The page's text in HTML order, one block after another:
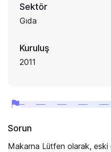
Sektör
Gıda
Kuruluş
2011
Sorun
Makarna Lütfen olarak, eski